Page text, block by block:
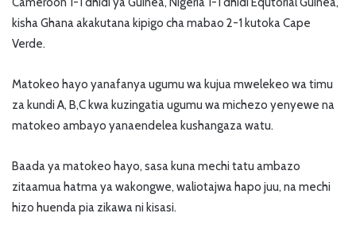
kisha Ghana akakutana kipigo cha mabao 2-1 kutoka Cape
Verde.
Matokeo hayo yanafanya ugumu wa kujua mwelekeo wa timu
za kundi A, B,C kwa kuzingatia ugumu wa michezo yenyewe na
matokeo ambayo yanaendelea kushangaza watu.
Baada ya matokeo hayo, sasa kuna mechi tatu ambazo
zitaamua hatma ya wakongwe, waliotajwa hapo juu, na mechi
hizo huenda pia zikawa ni kisasi.